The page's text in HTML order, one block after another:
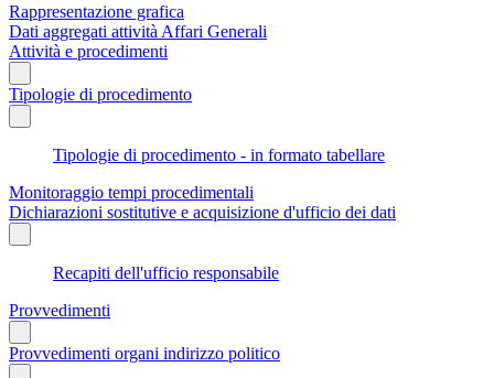
Rappresentazione grafica
Dati aggregati attività Affari Generali
Attività e procedimenti
Tipologie di procedimento
Tipologie di procedimento - in formato tabellare
Monitoraggio tempi procedimentali
Dichiarazioni sostitutive e acquisizione d'ufficio dei dati
Recapiti dell'ufficio responsabile
Provvedimenti
Provvedimenti organi indirizzo politico